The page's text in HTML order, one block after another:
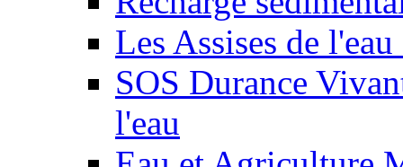
Les Assises de
SOS Durance
l'eau